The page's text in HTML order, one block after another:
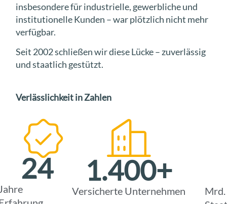
insbesondere für industrielle, gewerbliche und
institutionelle Kunden – war plötzlich nicht mehr
verfügbar.
Seit 2002 schließen wir diese Lücke – zuverlässig
und staatlich gestützt.
Verlässlichkeit in Zahlen
24
Versicherte Unternehmen
1.400+